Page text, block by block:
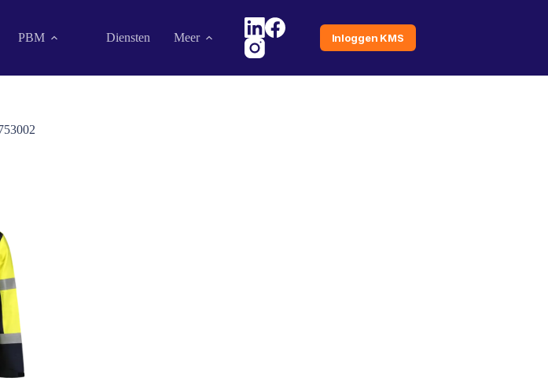
PBM Diensten Meer Inloggen KMS